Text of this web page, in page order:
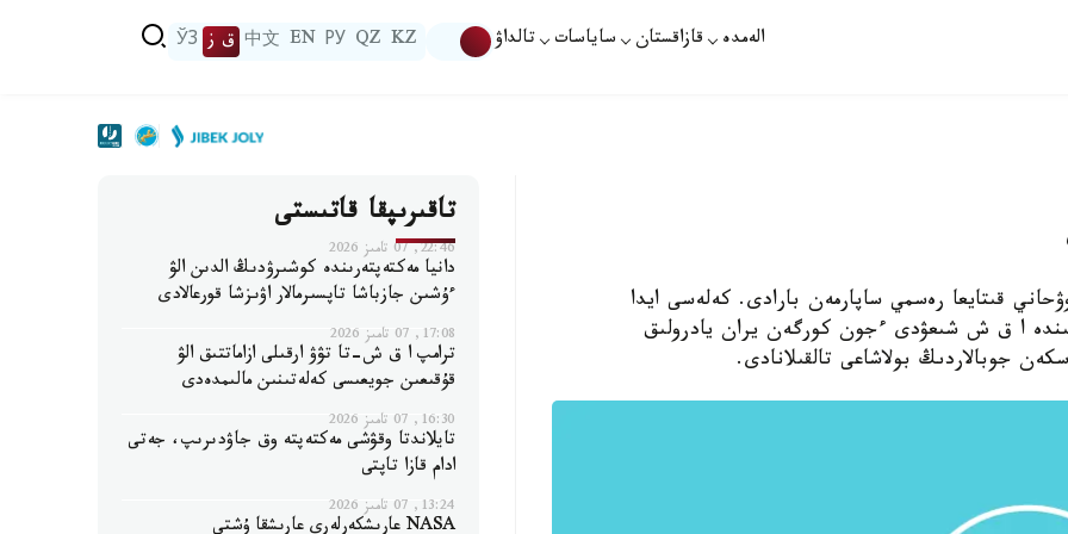
الەمدە قازاقستان ساياسات تالداۋ KZ
QZ
РУ
EN
中文 ق ز ЎЗ
قىتايعا رەسمي ساپارمەن بارادى. كەلەسى ايدا
ا ق ش شىعۋدى ءجون كورگەن يران يادرولىق
جوبالاردىڭ بولاشاعى تالقىلانادى.
تاقىرىپقا قاتىستى
22:46, 07 تامىز 2026
دانيا مەكتەپتەرىندە كوشىرۋدىڭ الدىن الۋ
ءۇشىن جازباشا تاپسىرمالار اۋىزشا قورعالادى
17:08, 07 تامىز 2026
ترامپ ا ق ش-تا تۋۋ ارقىلى ازاماتتىق الۋ
قۇقىعىن جويعىسى كەلەتىنىن مالىمدەدى
16:30, 07 تامىز 2026
تايلاندتا وقۋشى مەكتەپتە وق جاۋدىرىپ، جەتى
ادام قازا تاپتى
13:24, 07 تامىز 2026
NASA عارىشكەرلەرى عارىشقا ۇشتى